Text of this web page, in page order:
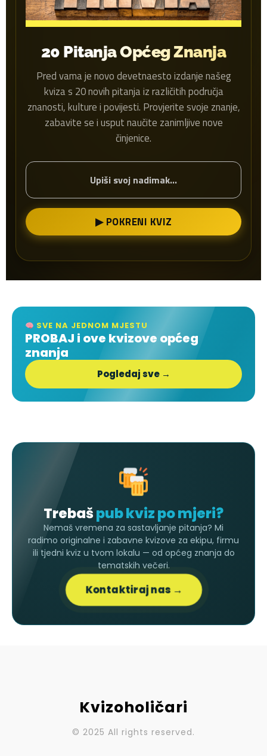
20 Pitanja Općeg Znanja
Pred vama je novo devetnaesto izdanje našeg
kviza s 20 novih pitanja iz različitih područja
znanosti, kulture i povijesti. Provjerite svoje znanje,
zabavite se i usput naučite zanimljive nove
činjenice.
▶ POKRENI KVIZ
SVE NA JEDNOM MJESTU
PROBAJ i ove kvizove općeg
znanja
Pogledaj sve →
Trebašpub kviz po mjeri?
Nemaš vremena za sastavljanje pitanja? Mi
radimo originalne i zabavne kvizove za ekipu, firmu
ili tjedni kviz u tvom lokalu — od općeg znanja do
tematskih večeri.
Kontaktiraj nas →
Kvizoholičari
© 2025 All rights reserved.